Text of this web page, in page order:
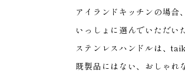
アイランドキッチンの場合
いっしょに選んでいただい
ステンレスハンドルは、
既製品にはない、おしゃれ